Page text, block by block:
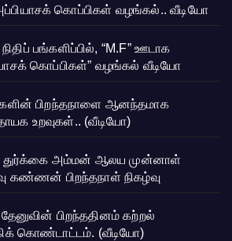
கொப்பிகள் வழங்கல்.. வீடியோ
பங்களிப்பில், “M.F” ஊடாக
கொப்பிகள்” வழங்கல் வீடியோ
பிறந்தநாளை ஆனந்தமாக
உறவுகள்.. (வீடியோ)
அம்மன் ஆலய முன்னாள்
கண்ணன் பிறந்தநாள் நிகழ்வு
பிறந்ததினம் கற்றல்
கொண்டாட்டம். (வீடியோ)